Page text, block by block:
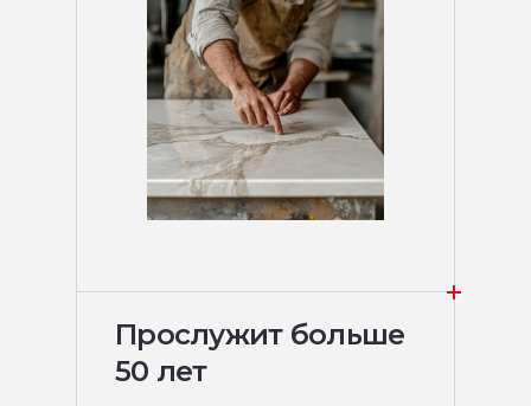
Прослужит больше
50 лет